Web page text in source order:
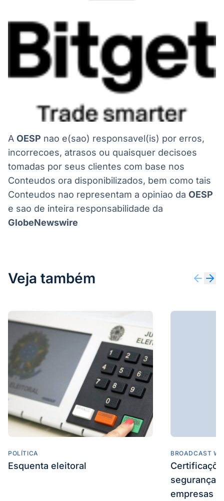
A OESP nao e(sao) responsavel(is) por erros,
incorrecoes, atrasos ou quaisquer decisoes
tomadas por seus clientes com base nos
Conteudos ora disponibilizados, bem como tais
Conteudos nao representam a opiniao da OESP
e sao de inteira responsabilidade da
GlobeNewswire
Veja também
POLÍTICA
Esquenta eleitoral
BROADCAST
segurança
empresas